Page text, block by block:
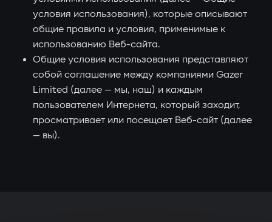
условия использования), которые описывают
общие правила и условия, применимые к
использованию Веб-сайта.
Общие условия использования представляют
собой соглашение между компаниями Gazer
Limited (далее — мы, наш) и каждым
пользователем Интернета, который заходит,
просматривает или посещает Веб-сайт (далее
— вы).